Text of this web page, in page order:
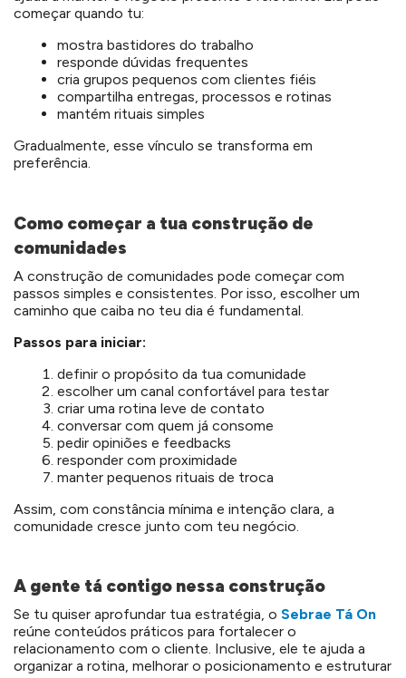
começar quando tu:
mostra bastidores do trabalho
responde dúvidas frequentes
cria grupos pequenos com clientes fiéis
compartilha entregas, processos e rotinas
mantém rituais simples
Gradualmente, esse vínculo se transforma em
preferência.
Como começar a tua construção de
comunidades
A construção de comunidades pode começar com
passos simples e consistentes. Por isso, escolher um
caminho que caiba no teu dia é fundamental.
Passos para iniciar:
definir o propósito da tua comunidade
escolher um canal confortável para testar
criar uma rotina leve de contato
conversar com quem já consome
pedir opiniões e feedbacks
responder com proximidade
manter pequenos rituais de troca
Assim, com constância mínima e intenção clara, a
comunidade cresce junto com teu negócio.
A gente tá contigo nessa construção
Se tu quiser aprofundar tua estratégia, o Sebrae Tá On
reúne conteúdos práticos para fortalecer o
relacionamento com o cliente. Inclusive, ele te ajuda a
organizar a rotina, melhorar o posicionamento e estruturar